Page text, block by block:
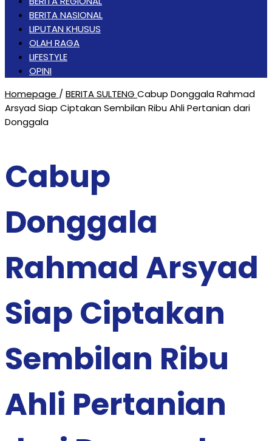
BERITA NASIONAL
LIPUTAN KHUSUS
OLAH RAGA
LIFESTYLE
OPINI
Homepage / BERITA SULTENG Cabup Donggala Rahmad
Arsyad Siap Ciptakan Sembilan Ribu Ahli Pertanian dari
Donggala
Cabup
Donggala
Rahmad Arsyad
Siap Ciptakan
Sembilan Ribu
Ahli Pertanian